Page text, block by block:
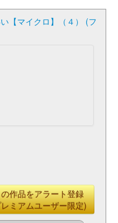
【マイクロ】（４） (フ
作品をアラート登録
ミアムユーザー限定)